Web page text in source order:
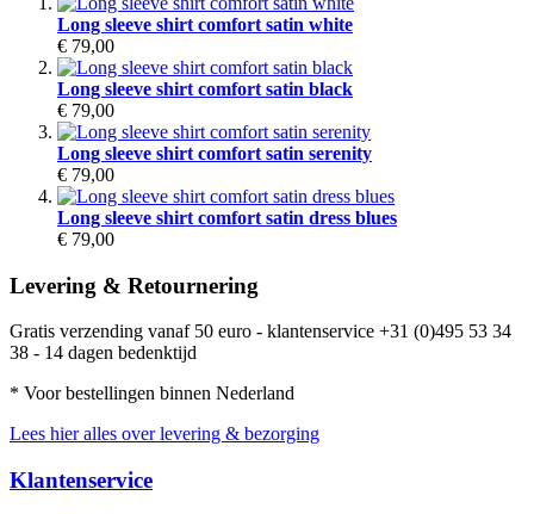
Long sleeve shirt comfort satin white
€ 79,00
Long sleeve shirt comfort satin black
€ 79,00
Long sleeve shirt comfort satin serenity
€ 79,00
Long sleeve shirt comfort satin dress blues
€ 79,00
Levering & Retournering
Gratis verzending vanaf 50 euro - klantenservice +31 (0)495 53 34
38 - 14 dagen bedenktijd
* Voor bestellingen binnen Nederland
Lees hier alles over levering & bezorging
Klantenservice